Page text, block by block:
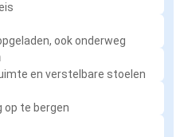
ook onderweg
en verstelbare stoelen
op te bergen